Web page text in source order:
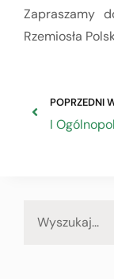
Zapraszamy
Rzemiosła
POPRZEDNI